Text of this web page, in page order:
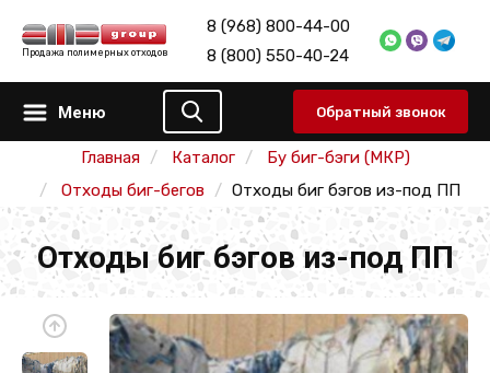
Продажа полимерных отходов
8 (968) 800-44-00
8 (800) 550-40-24
Меню Обратный звонок
Главная Каталог
Бу биг-бэги (МКР)
Отходы биг-бегов
Отходы биг бэгов из-под ПП
Отходы биг бэгов из-под ПП